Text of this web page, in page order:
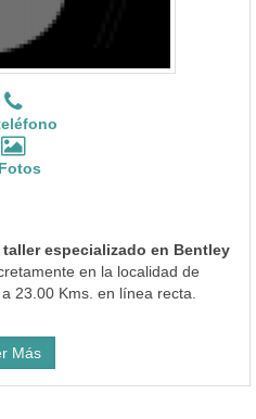
taller especializado en Bentley
en la localidad de
23.00 Kms. en línea recta.
Más